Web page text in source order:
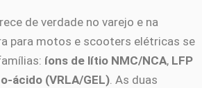
de verdade no varejo e na
para motos e scooters elétricas se
íons de lítio NMC/NCA, LFP
ácido (VRLA/GEL). As duas